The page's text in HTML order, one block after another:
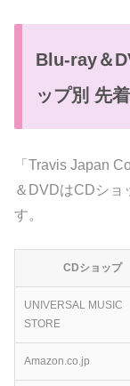
Blu-ray＆
ップ別 先
「Travis Japan
＆DVDはCDショ
す。
CDショップ
UNIVERSAL MUSIC
STORE
Amazon.co.jp